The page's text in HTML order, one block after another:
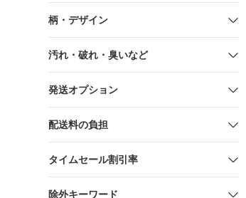
柄・デザイン
汚れ・破れ・臭いなど
発送オプション
配送料の負担
タイムセール割引率
除外キーワード